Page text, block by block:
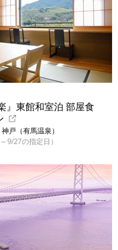
』東館和室泊 部屋食
戸（有馬温泉）
9/27の指定日）